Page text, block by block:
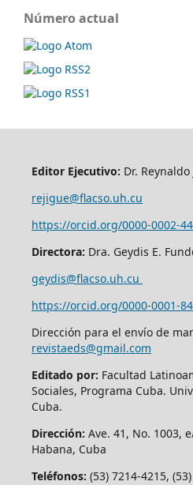
Número actual
Editor Ejecutivo: Dr.
rejigue@flacso.uh.cu
https://orcid.org/0000-0002-
Directora: Dra. Geydis E.
geydis@flacso.uh.cu
https://orcid.org/0000-0001-
Dirección para el envío de
revistaeds@gmail.com
Editado por: Facultad
Sociales, Programa Cuba.
Cuba.
Dirección: Ave. 41, No. 1003,
Habana, Cuba
Teléfonos: (53) 7214-4215,